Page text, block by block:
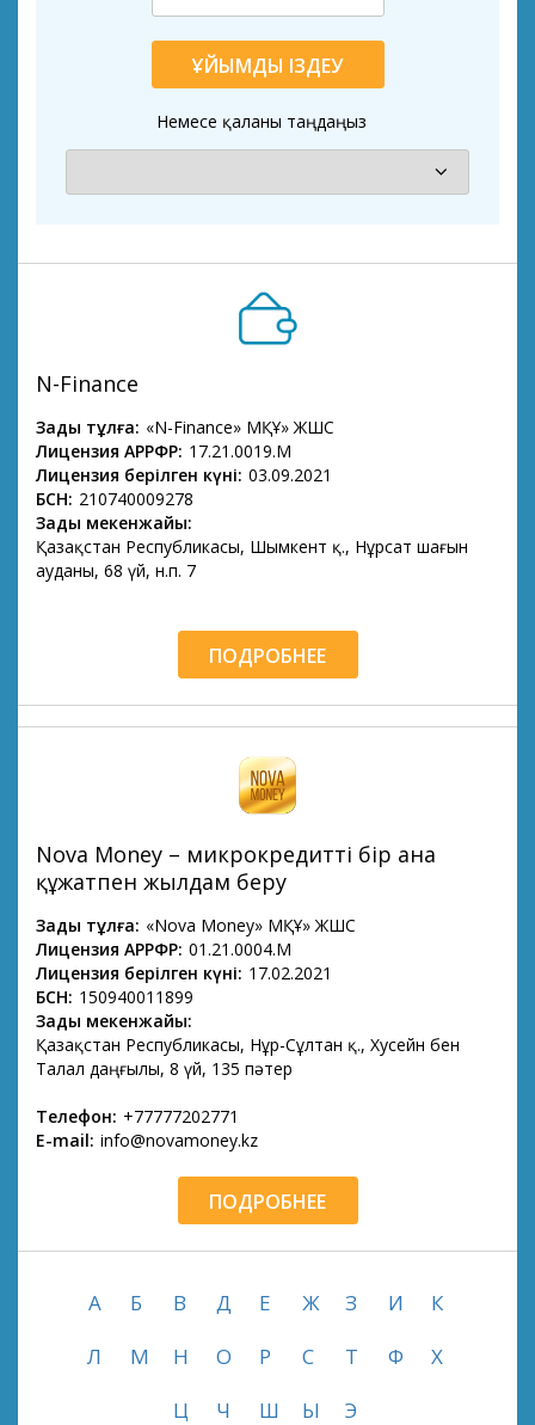
ҰЙЫМДЫ ІЗДЕУ
Немесе қаланы таңдаңыз
N-Finance
Заңды тұлға: «N-Finance» МҚҰ» ЖШС
Лицензия АРРФР: 17.21.0019.M
Лицензия берілген күні: 03.09.2021
БСН: 210740009278
Заңды мекенжайы:
Қазақстан Республикасы, Шымкент қ., Нұрсат шағын
ауданы, 68 үй, н.п. 7
ПОДРОБНЕЕ
Nova Money – микрокредитті бір ғана
құжатпен жылдам беру
Заңды тұлға: «Nova Money» МҚҰ» ЖШС
Лицензия АРРФР: 01.21.0004.М
Лицензия берілген күні: 17.02.2021
БСН: 150940011899
Заңды мекенжайы:
Қазақстан Республикасы, Нұр-Сұлтан қ., Хусейн бен
Талал даңғылы, 8 үй, 135 пәтер
Телефон: +77777202771
E-mail: info@novamoney.kz
ПОДРОБНЕЕ
А Б В Д Е Ж З И
К
Л
М Н О Р С Т Ф
Х
Ц
Ч Ш Ы
Э